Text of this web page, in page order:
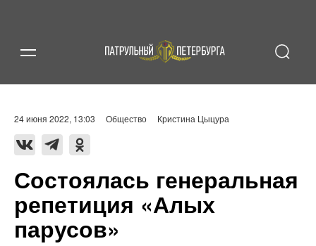
24 июня 2022, 13:03 Общество Кристина Цыцура
Состоялась генеральная
репетиция «Алых
парусов»